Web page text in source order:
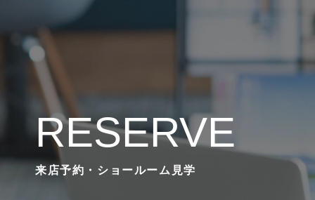
RESERVE
来店予約・ショールーム見学